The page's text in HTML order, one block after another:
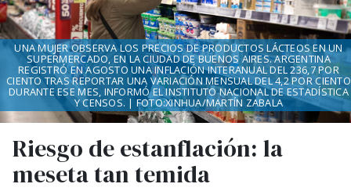
Riesgo de estanflación: la
meseta tan temida
UNA MUJER OBSERVA LOS PRECIOS DE PRODUCTOS LÁCTEOS EN UN
SUPERMERCADO, EN LA CIUDAD DE BUENOS AIRES. ARGENTINA
REGISTRÓ EN AGOSTO UNA INFLACIÓN INTERANUAL DEL 236,7 POR
CIENTO TRAS REPORTAR UNA VARIACIÓN MENSUAL DEL 4,2 POR CIENTO
DURANTE ESE MES, INFORMÓ EL INSTITUTO NACIONAL DE ESTADÍSTICA
Y CENSOS. | FOTO:XINHUA/MARTÍN ZABALA